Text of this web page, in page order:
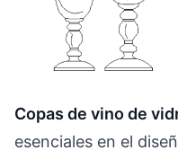
Copas de vino de
esenciales en el